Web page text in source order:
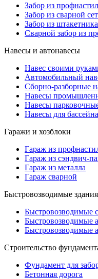
Забор из
Забор из сварной
Забор из
Сварной забор из
Навесы и автонавесы
Навес своими
Автомобильный
Сборно-разборные
Навесы
Навесы
Навесы для бассейна
Гаражи и хозблоки
Гараж из
Гараж из сэндвич-
Гараж из металла
Гараж сварной
Быстровозводимые здания
Быстровозводимые
Быстровозводимые
Быстровозводимые
Строительство
Фундамент для
Бетонная дорога